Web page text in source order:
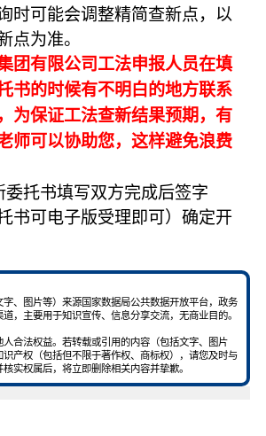
时可能会调整精简查新点，以
点为准。
团有限公司工法申报人员在填
书的时候有不明白的地方联系
为保证工法查新结果预期，有
师可以协助您，这样避免浪费
委托书填写双方完成后签字
书可电子版受理即可）确定开
、图片等）来源国家数据局公共数据开放平台，政务
，主要用于知识宣传、信息分享交流，无商业目的。
合法权益。若转载或引用的内容（包括文字、图片
产权（包括但不限于著作权、商标权），请您及时与
实权属后，将立即删除相关内容并挚歉。